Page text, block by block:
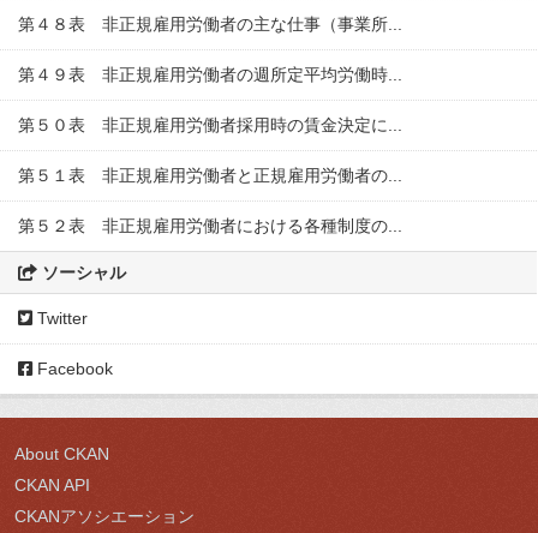
第４８表 非正規雇用労働者の主な仕事（事業所...
第４９表 非正規雇用労働者の週所定平均労働時...
第５０表 非正規雇用労働者採用時の賃金決定に...
第５１表 非正規雇用労働者と正規雇用労働者の...
第５２表 非正規雇用労働者における各種制度の...
ソーシャル
Twitter
Facebook
About CKAN
CKAN API
CKANアソシエーション